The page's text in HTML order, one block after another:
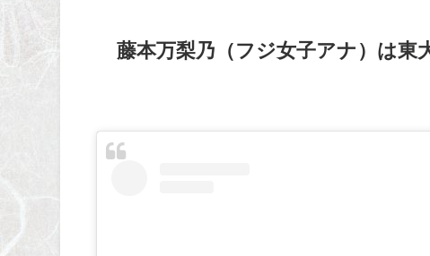
藤本万梨乃（フジ女子アナ）は東